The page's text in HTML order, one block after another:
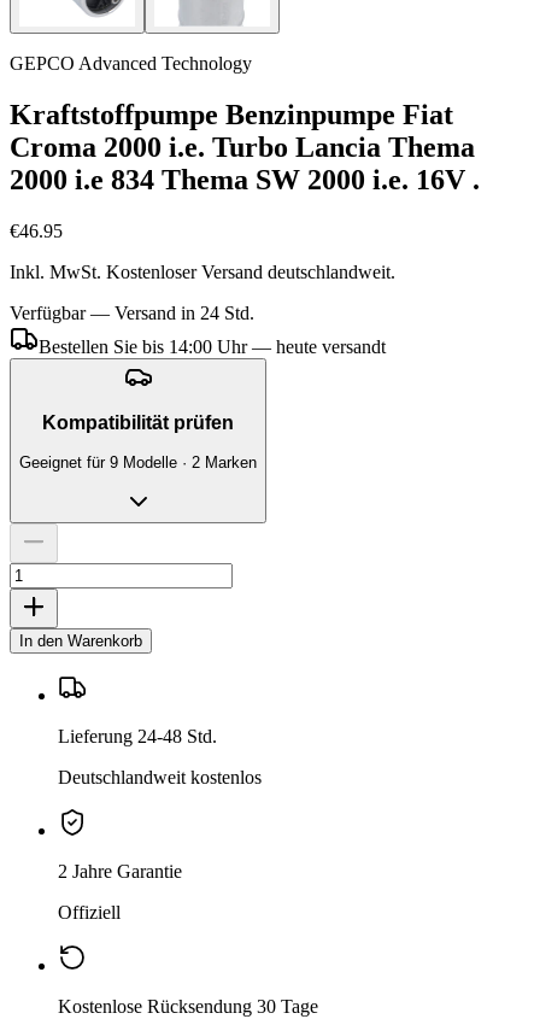
GEPCO Advanced Technology
Kraftstoffpumpe Benzinpumpe Fiat
Croma 2000 i.e. Turbo Lancia Thema
2000 i.e 834 Thema SW 2000 i.e. 16V .
€46.95
Inkl. MwSt. Kostenloser Versand deutschlandweit.
Verfügbar — Versand in 24 Std.
Bestellen Sie bis 14:00 Uhr — heute versandt
Kompatibilität prüfen
Geeignet für 9 Modelle · 2 Marken
In den Warenkorb
Lieferung 24-48 Std.
Deutschlandweit kostenlos
2 Jahre Garantie
Offiziell
Kostenlose Rücksendung 30 Tage